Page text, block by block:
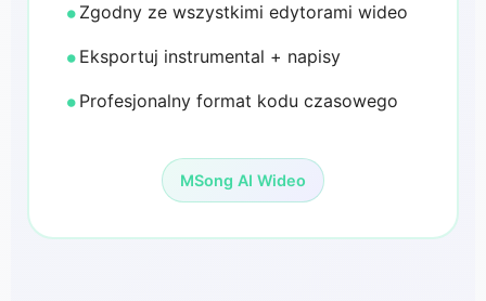
Zgodny ze wszystkimi edytorami wideo
Eksportuj instrumental + napisy
Profesjonalny format kodu czasowego
MSong AI Wideo